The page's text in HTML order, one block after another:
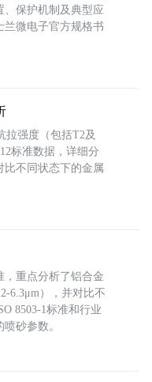
、保护机制及典型应
兰微电子官方规格书
拉强度（包括T2及
标准数据，详细分
比不同状态下的金属
，重点分析了铝合金
6.3μm），并对比不
8503-1标准和行业
砂参数。